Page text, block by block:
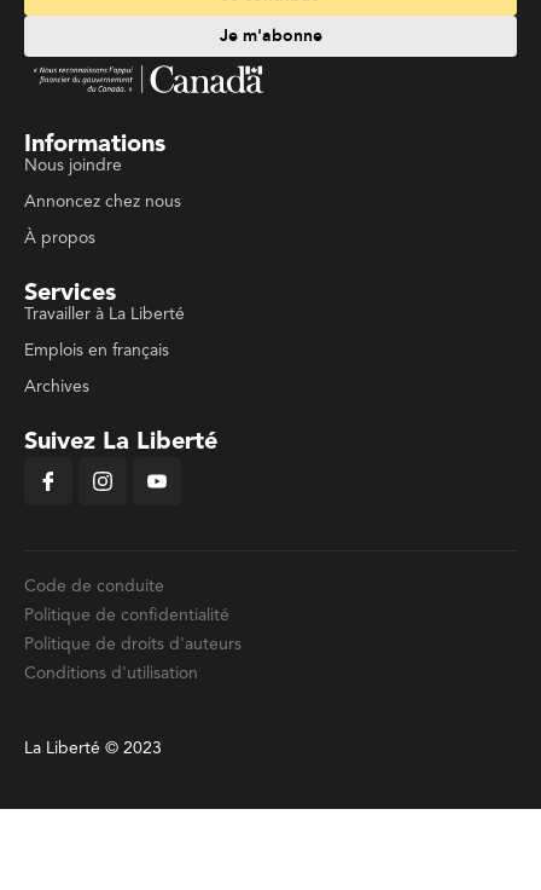
Je m'abonne
Informations
Nous joindre
Annoncez chez nous
À propos
Services
Travailler à La Liberté
Emplois en français
Archives
Suivez La Liberté
Code de conduite
Politique de confidentialité
Politique de droits d'auteurs
Conditions d'utilisation
La Liberté © 2023